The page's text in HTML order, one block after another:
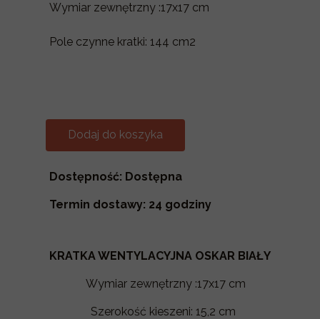
Dostępność: Dostępna
Termin dostawy: 24 godziny
Dodaj do koszyka
Wymiar zewnętrzny :17x17 cm
Pole czynne kratki: 144 cm2
KRATKA WENTYLACYJNA OSKAR BIAŁY
Wymiar zewnętrzny :17x17 cm
Szerokość kieszeni: 15,2 cm